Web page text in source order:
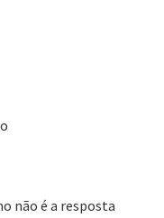
não é a resposta